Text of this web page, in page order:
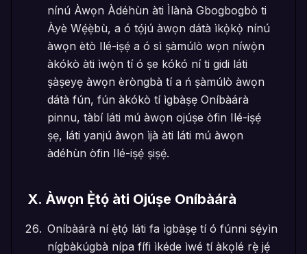
nínú Àwọn Àdéhùn àti Ìlànà Gbogbogbò ti
Àyè Wẹ́ẹ̀bù, a ó tọ́jú àwọn dátà ìkọ̀kọ̀ nínú
àwọn ètò Ilé-iṣẹ́ a ó sì ṣàmúlò wọn níwọ̀n
àkókò àti ìwọ̀n tí ó ṣe kókó ní ti gidi láti
ṣàṣeyẹ àwọn èròngbà tí a ń ṣàmúlò àwọn
dátà fún, fún àkókò tí ìgbàṣẹ Oníbàárà
pinnu, tàbí láti mú àwọn ojúṣe òfin Ilé-iṣẹ́
ṣẹ, láti yanjú àwọn ìjà àti láti mú àwọn
àdéhùn òfin Ilé-iṣẹ́ ṣiṣẹ́.
X. Àwọn Ẹ̀tọ́ àti Ojúṣe Oníbàárà
Oníbàárà ní ẹ̀tọ́ láti fa ìgbàṣẹ tí ó fúnni sẹ́yìn
nígbàkúgbà nípa fífi ìkéde ìwé tí àkọlé rẹ̀ jẹ́